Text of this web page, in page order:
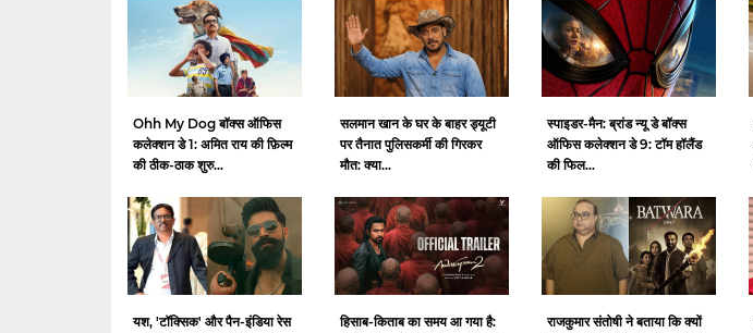
Ohh My Dog बॉक्स ऑफिस
कलेक्शन डे 1: अमित राय की फ़िल्म
की ठीक-ठाक शुरु...
सलमान खान के घर के बाहर ड्यूटी
पर तैनात पुलिसकर्मी की गिरकर
मौत: क्या...
स्पाइडर-मैन: ब्रांड न्यू डे बॉक्स
ऑफिस कलेक्शन डे 9: टॉम हॉलैंड
की फिल...
यश, 'टॉक्सिक' और पैन-इंडिया रेस
हिसाब-किताब का समय आ गया है:
राजकुमार संतोषी ने बताया कि क्यों